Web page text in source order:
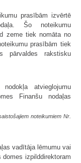
prasībām izvērtē
Šo noteikumu
zeme tiek nomāta no
prasībām tiek
pārvaldes rakstisku
atvieglojumu
Finanšu nodaļas
noteikumiem Nr.
vadītāja lēmumu vai
izpilddirektoram